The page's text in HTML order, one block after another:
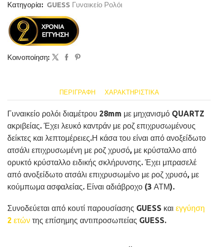
Κατηγορία: GUESS Γυναικείο Ρολόι
Κοινοποίηση:
ΠΕΡΙΓΡΑΦΉ ΧΑΡΑΚΤΗΡΙΣΤΙΚΆ
Γυναικείο ρολόι διαμέτρου 28mm με μηχανισμό QUARTZ
ακριβείας. Έχει λευκό καντράν με ροζ επιχρυσωμένους
δείκτες και λεπτομέρειες.Η κάσα του είναι από ανοξείδωτο
ατσάλι επιχρυσωμένη με ροζ χρυσό, με κρύσταλλο από
ορυκτό κρύσταλλο ειδικής σκλήρυνσης. Έχει μπρασελέ
από ανοξείδωτο ατσάλι επιχρυσωμένο με ροζ χρυσό, με
κούμπωμα ασφαλείας. Είναι αδιάβροχο (3 ΑΤΜ).
Συνοδεύεται από κουτί παρουσίασης GUESS και εγγύηση
2 ετών της επίσημης αντιπροσωπείας GUESS.